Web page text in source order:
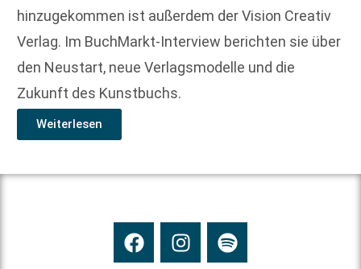
hinzugekommen ist außerdem der Vision Creativ
Verlag. Im BuchMarkt-Interview berichten sie über
den Neustart, neue Verlagsmodelle und die
Zukunft des Kunstbuchs.
Weiterlesen